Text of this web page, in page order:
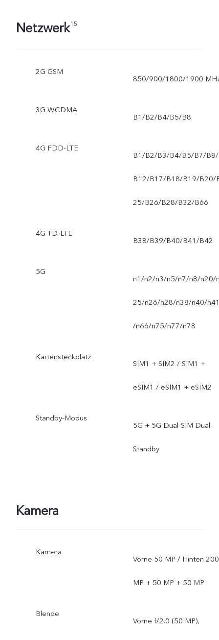
Netzwerk15
2G GSM
850/900/1800/1900
3G WCDMA
B1/B2/B4/B5/B8
4G FDD-LTE
B1/B2/B3/B4/B5/B7/B8/
B12/B17/B18/B19/B20/
25/B26/B28/B32/B66
4G TD-LTE
B38/B39/B40/B41/B42
5G
n1/n2/n3/n5/n7/n8/n20/
25/n26/n28/n38/n40/
/n66/n75/n77/n78
Kartensteckplatz
SIM1 + SIM2 / SIM1 +
eSIM1 / eSIM1 + eSIM2
Standby-Modus
5G + 5G Dual-SIM Dual-
Standby
Kamera
Kamera
Vorne 50 MP / Hinten 200
MP + 50 MP + 50 MP
Blende
Vorne f/2.0 (50 MP),